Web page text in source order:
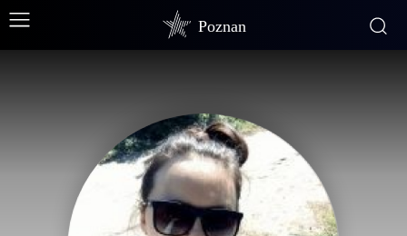
Poznan